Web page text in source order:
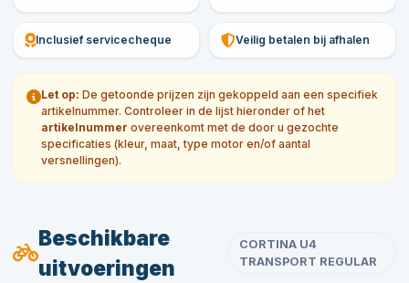
Inclusief servicecheque Veilig betalen bij afhalen
Let op: De getoonde prijzen zijn gekoppeld aan een specifiek
artikelnummer. Controleer in de lijst hieronder of het
artikelnummer overeenkomt met de door u gezochte
specificaties (kleur, maat, type motor en/of aantal
versnellingen).
Beschikbare
uitvoeringen
CORTINA U4
TRANSPORT REGULAR